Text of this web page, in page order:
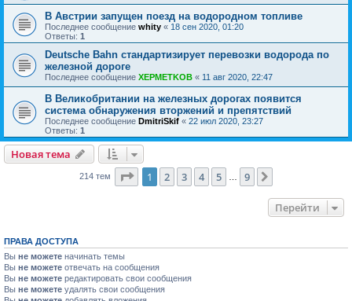
В Австрии запущен поезд на водородном топливе
Последнее сообщение whity « 18 сен 2020, 01:20
Ответы: 1
Deutsche Bahn стандартизирует перевозки водорода по
железной дороге
Последнее сообщение XEPMETKOB « 11 авг 2020, 22:47
В Великобритании на железных дорогах появится
система обнаружения вторжений и препятствий
Последнее сообщение DmitriSkif « 22 июл 2020, 23:27
Ответы: 1
Новая тема
214 тем Страница из
1 2 3 4 5 9
Перейти
ПРАВА ДОСТУПА
Вы не можете начинать темы
Вы не можете отвечать на сообщения
Вы не можете редактировать свои сообщения
Вы не можете удалять свои сообщения